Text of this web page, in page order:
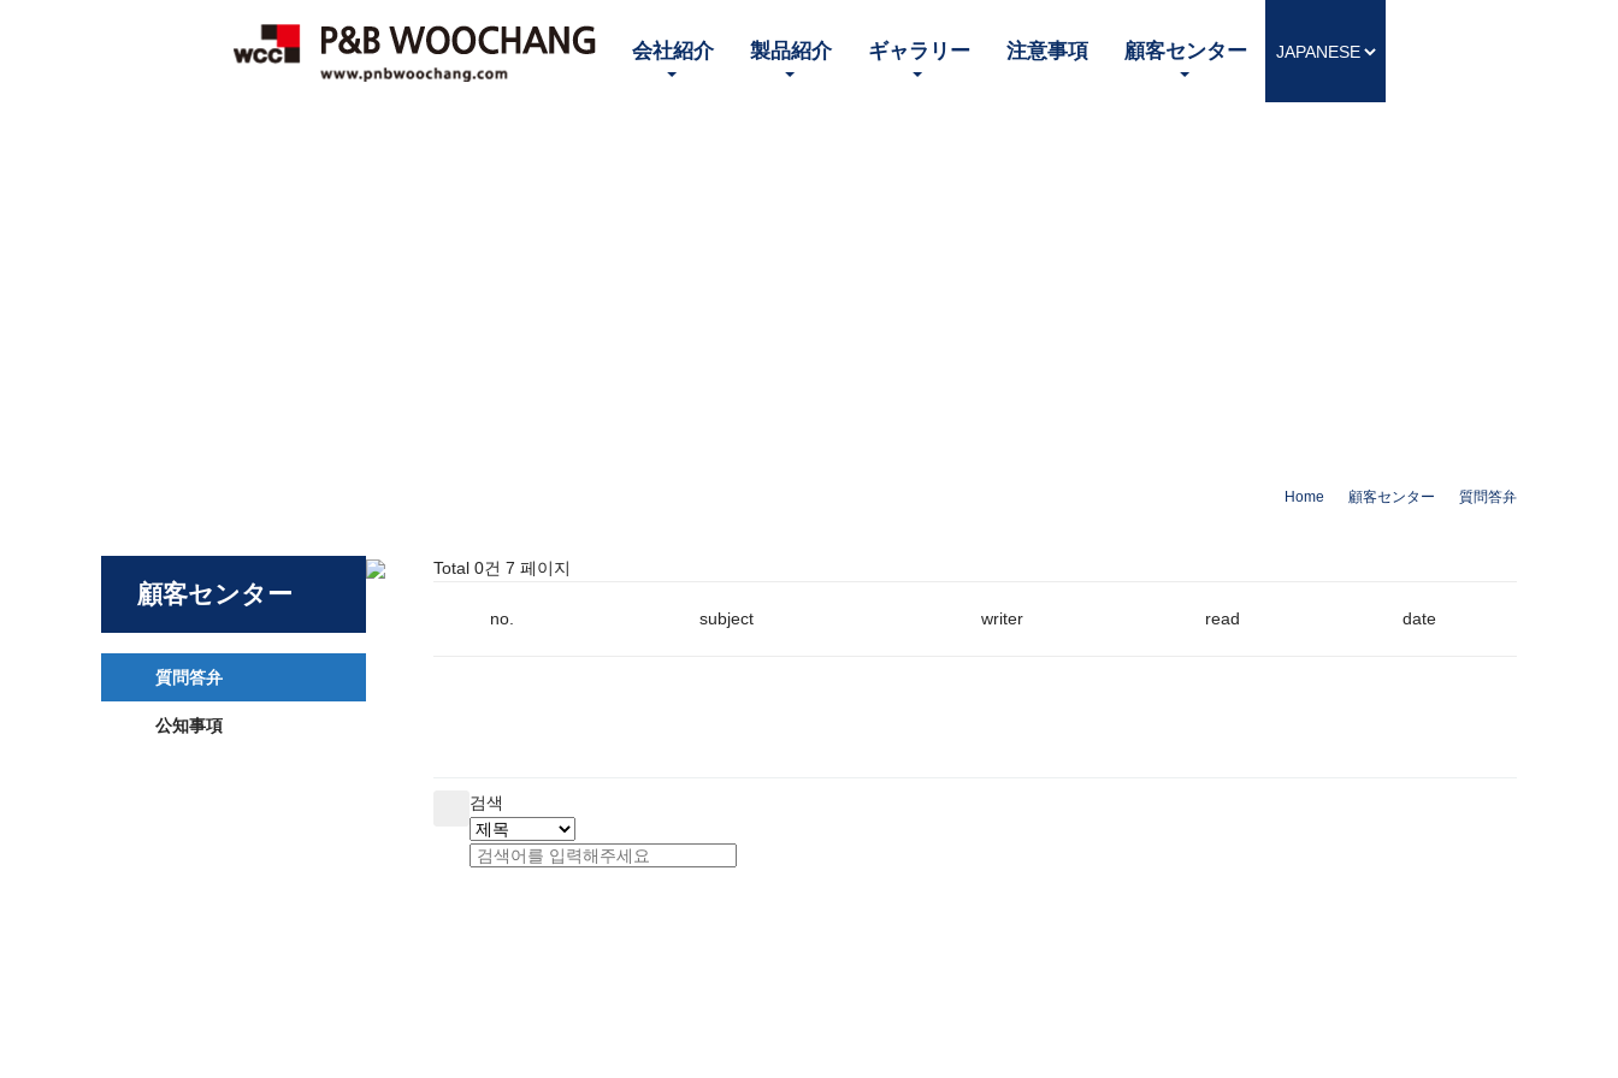
会社紹介 製品紹介 ギャラリー 注意事項 顧客センター
Home 顧客センター 質問答弁
顧客センター
質問答弁
公知事項
Total 0건 7 페이지
no. subject writer read date
검색